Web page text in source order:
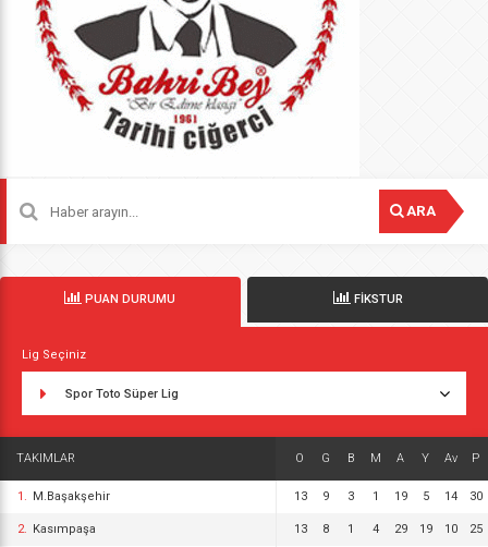
ARA
PUAN DURUMU FİKSTUR
Lig Seçiniz
Spor Toto Süper Lig
TAKIMLAR O G B M A Y Av P
1. M.Başakşehir 13 9 3 1 19 5 14 30
2. Kasımpaşa 13 8 1 4 29 19 10 25